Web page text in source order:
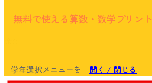
無料で使える算数・数学プリント
学年選択メニューを 開く / 閉じる